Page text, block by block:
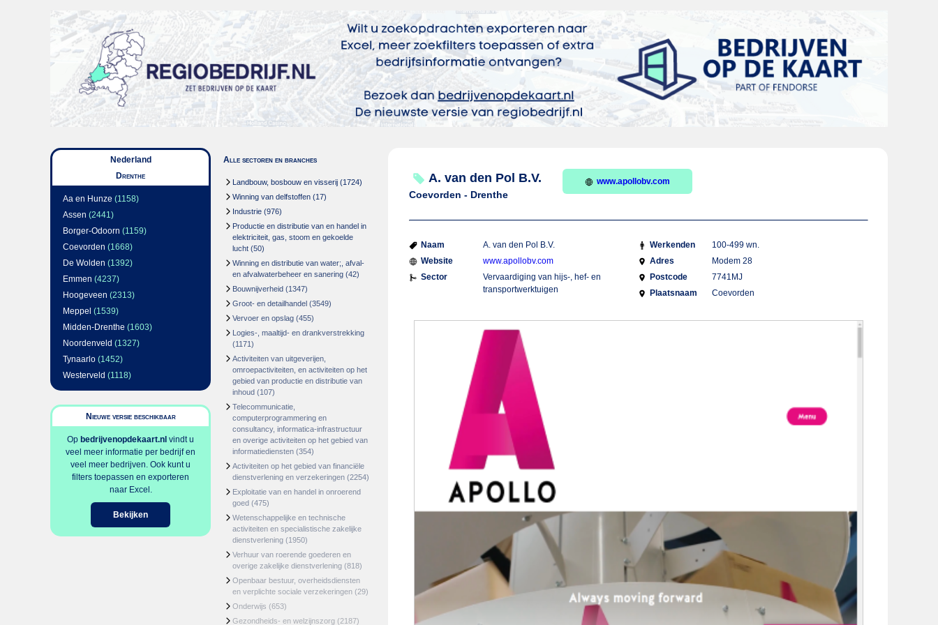
Nederland
Drenthe
Aa en Hunze (1158)
Assen (2441)
Borger-Odoorn (1159)
Coevorden (1668)
De Wolden (1392)
Emmen (4237)
Hoogeveen (2313)
Meppel (1539)
Midden-Drenthe (1603)
Noordenveld (1327)
Tynaarlo (1452)
Westerveld (1118)
Nieuwe versie beschikbaar
Op bedrijvenopdekaart.nl vindt u
veel meer informatie per bedrijf en
veel meer bedrijven. Ook kunt u
filters toepassen en exporteren
naar Excel.
Bekijken
Alle sectoren en branches
Landbouw, bosbouw en visserij (1724)
Winning van delfstoffen (17)
Industrie (976)
Productie en distributie van en handel in
elektriciteit, gas, stoom en gekoelde
lucht (50)
Winning en distributie van water;, afval-
en afvalwaterbeheer en sanering (42)
Bouwnijverheid (1347)
Groot- en detailhandel (3549)
Vervoer en opslag (455)
Logies-, maaltijd- en drankverstrekking
(1171)
Activiteiten van uitgeverijen,
omroepactiviteiten, en activiteiten op het
gebied van productie en distributie van
inhoud (107)
Telecommunicatie,
computerprogrammering en
consultancy, informatica-infrastructuur
en overige activiteiten op het gebied van
informatiediensten (354)
Activiteiten op het gebied van financiële
dienstverlening en verzekeringen (2254)
Exploitatie van en handel in onroerend
goed (475)
Wetenschappelijke en technische
activiteiten en specialistische zakelijke
dienstverlening (1950)
Verhuur van roerende goederen en
overige zakelijke dienstverlening (818)
Openbaar bestuur, overheidsdiensten
en verplichte sociale verzekeringen (29)
Onderwijs (653)
Gezondheids- en welzijnszorg (2187)
A. van den Pol B.V.
Coevorden - Drenthe
www.apollobv.com
Naam
A. van den Pol B.V.
Website
www.apollobv.com
Sector
Vervaardiging van hijs-, hef- en
transportwerktuigen
Werkenden
100-499 wn.
Adres
Modem 28
Postcode
7741MJ
Plaatsnaam
Coevorden